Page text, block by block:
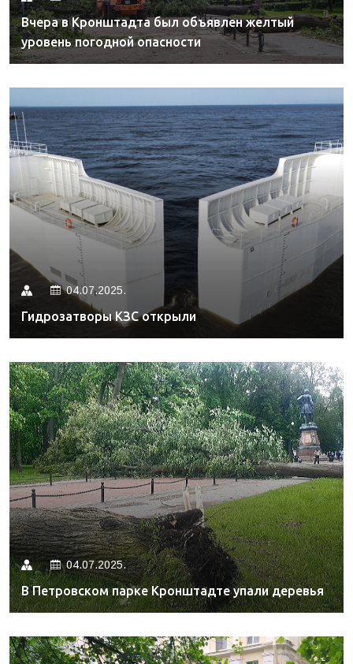
Вчера в Кронштадта был объявлен желтый
уровень погодной опасности
04.07.2025.
Гидрозатворы КЗС открыли
04.07.2025.
В Петровском парке Кронштадте упали деревья